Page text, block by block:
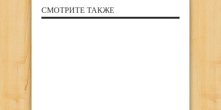
СМОТРИТЕ ТАКЖЕ